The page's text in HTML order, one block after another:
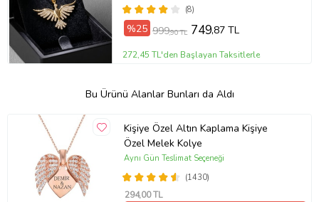
(8)
%25 999,90 TL 749,87 TL
272,45 TL'den Başlayan Taksitlerle
Bu Ürünü Alanlar Bunları da Aldı
Kişiye Özel Altın Kaplama Kişiye
Özel Melek Kolye
(1430)
Aynı Gün Teslimat Seçeneği
294,00 TL